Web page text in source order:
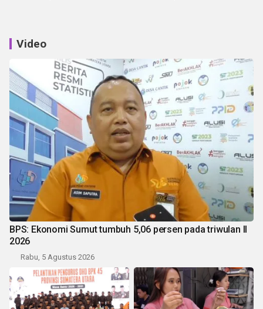
Video
BPS: Ekonomi Sumut tumbuh 5,06 persen pada triwulan II
2026
Rabu, 5 Agustus 2026